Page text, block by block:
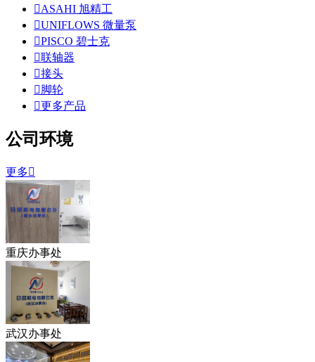
ASAHI 旭精工
UNIFLOWS 微量泵
PISCO 碧士克
联轴器
接头
脚轮
更多产品
公司环境
更多
重庆办事处
武汉办事处